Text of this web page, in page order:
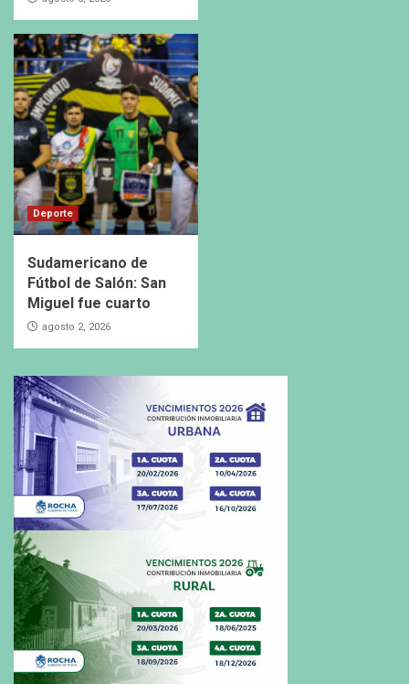
Deporte
Sudamericano de
Fútbol de Salón: San
Miguel fue cuarto
agosto 2, 2026